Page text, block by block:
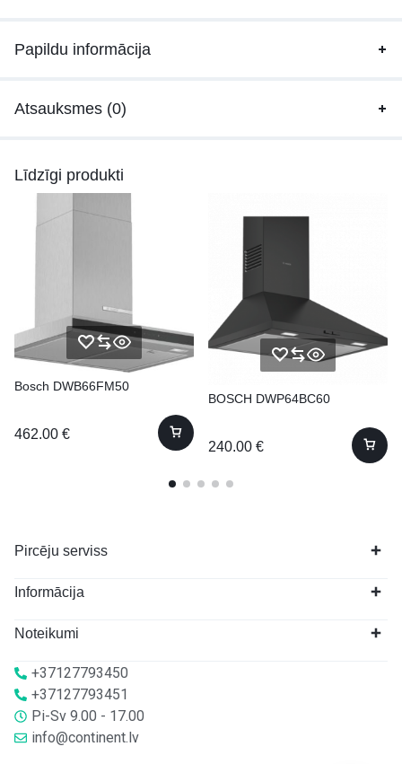
Papildu informācija
Atsauksmes (0)
Līdzīgi produkti
Bosch DWB66FM50
462.00 €
BOSCH DWP64BC60
240.00 €
Pircēju serviss
Informācija
Noteikumi
+37127793450
+37127793451
Pi-Sv 9.00 - 17.00
info@continent.lv